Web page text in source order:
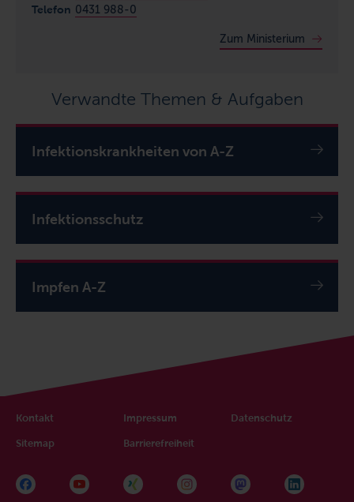
Telefon 0431 988-0
Zum Ministerium
Verwandte Themen & Aufgaben
Infektionskrankheiten von A-Z
Infektionsschutz
Impfen A-Z
Kontakt Impressum Datenschutz
Sitemap Barrierefreiheit